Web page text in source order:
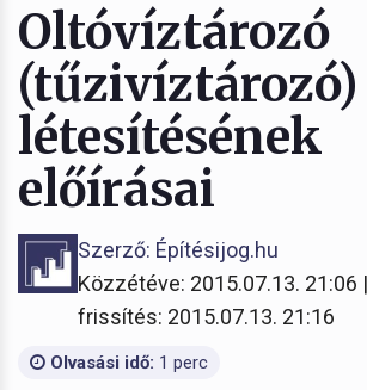
Oltóvíztározó
(tűzivíztározó)
létesítésének
előírásai
Szerző: Építésijog.hu
Közzétéve: 2015.07.13. 21:06
frissítés: 2015.07.13. 21:16
Olvasási idő: 1 perc